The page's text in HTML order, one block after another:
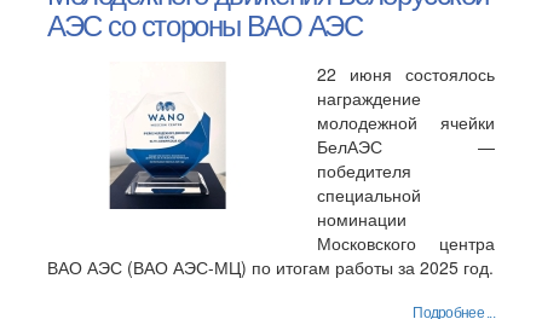
АЭС со стороны ВАО АЭС
22 июня состоялось
награждение
молодежной ячейки
БелАЭС —
победителя
специальной
номинации
Московского центра
ВАО АЭС (ВАО АЭС-МЦ) по итогам работы за 2025 год.
Подробнее ...